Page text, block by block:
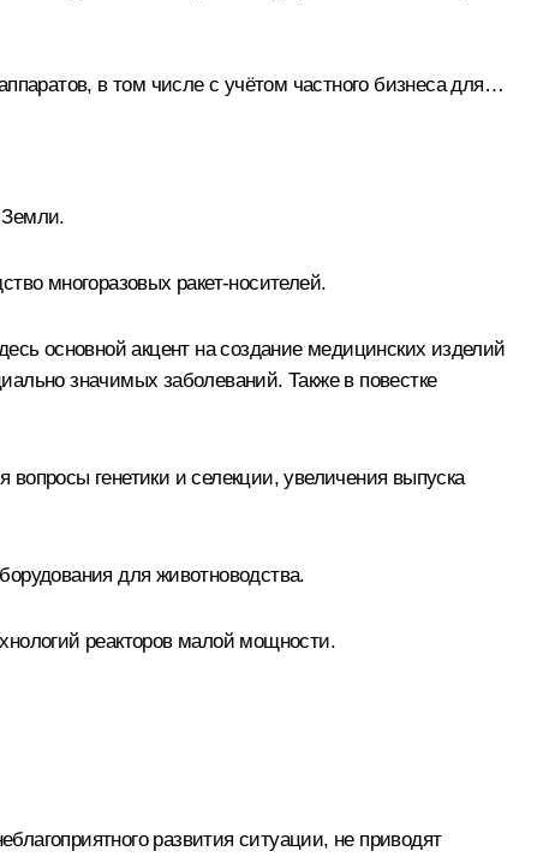
в том числе с учётом частного бизнеса для…
Земли.
многоразовых ракет-носителей.
основной акцент на создание медицинских изделий
значимых заболеваний. Также в повестке
генетики и селекции, увеличения выпуска
для животноводства.
реакторов малой мощности.
развития ситуации, не приводят